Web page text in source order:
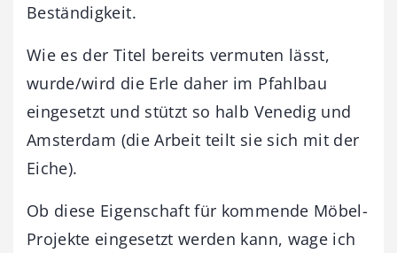
Beständigkeit.
Wie es der Titel bereits vermuten lässt,
wurde/wird die Erle daher im Pfahlbau
eingesetzt und stützt so halb Venedig und
Amsterdam (die Arbeit teilt sie sich mit der
Eiche).
Ob diese Eigenschaft für kommende Möbel-
Projekte eingesetzt werden kann, wage ich